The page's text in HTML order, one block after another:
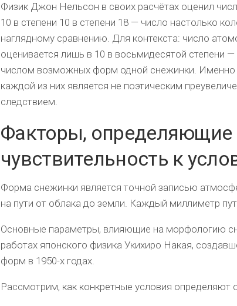
Физик Джон Нельсон в своих расчётах оценил
10 в степени 10 в степени 18 — число настолько
наглядному сравнению. Для контекста: число
оценивается лишь в 10 в восьмидесятой степени
числом возможных форм одной снежинки. Именно
каждой из них является не поэтическим
следствием.
Факторы,
чувствительность к
Форма снежинки является точной записью
на пути от облака до земли. Каждый миллиметр
Основные параметры, влияющие на морфологию
работах японского физика Укихиро Накая,
форм в 1950-х годах.
Рассмотрим, как конкретные условия определяют